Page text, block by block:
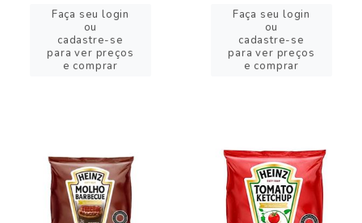
Faça seu login
ou
cadastre-se
para ver preços
e comprar
Faça seu login
ou
cadastre-se
para ver preços
e comprar